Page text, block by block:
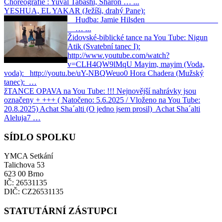
Choreografie : Yuval Tabashi, Sharon … ...
YESHUA, EL YAKAR (Ježíši, drahý Pane):
Hudba: Jamie Hilsden
… ...
Židovské-biblické tance na You Tube: Nigun
Atik (Svatební tanec I):
http://www.youtube.com/watch?
v=CLH4QW9lMqU Mayim, mayim (Voda,
voda): http://youtu.be/uY-NBQWeuo0 Hora Chadera (Mužský
tanec): …
žTANCE OPAVA na You Tube: !!! Nejnovější nahrávky jsou
označeny + +++ ( Natočeno: 5.6.2025 / Vloženo na You Tube:
20.8.2025) Achat Sha´alti (O jedno jsem prosil) Achat Sha´alti
Aleluja7 …
SÍDLO SPOLKU
YMCA Setkání
Talichova 53
623 00 Brno
IČ: 26531135
DIČ: CZ26531135
STATUTÁRNÍ ZÁSTUPCI